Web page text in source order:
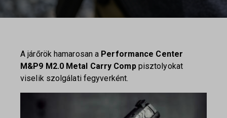
A járőrök hamarosan a Performance Center
M&P9 M2.0 Metal Carry Comppisztolyokat
viselik szolgálati fegyverként.